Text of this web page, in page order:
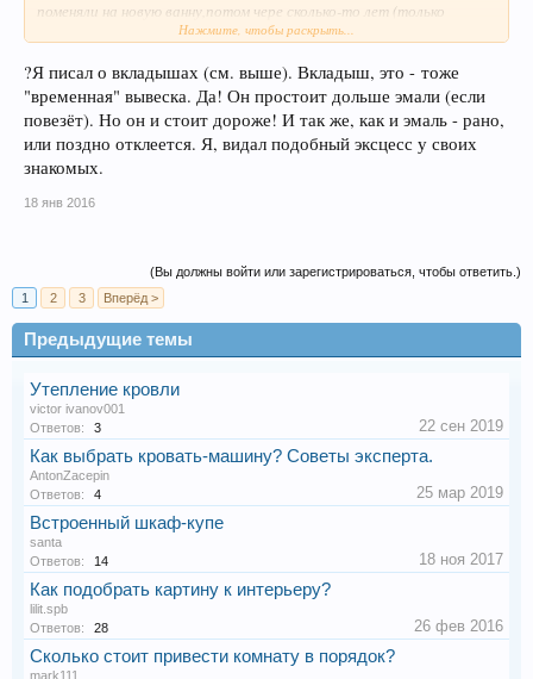
поменяли на новую ванну,потом чере сколько-то лет (только
началоась эта эпопея) я поставила вкладыш(забыла еще и красила
функционирует-но немного вид теряет,может бережнее
относиться и дольше будет служить.
Нажмите, чтобы раскрыть...
?Я писал о вкладышах (см. выше). Вкладыш, это - тоже
"временная" вывеска. Да! Он простоит дольше эмали (если
повезёт). Но он и стоит дороже! И так же, как и эмаль - рано,
или поздно отклеется. Я, видал подобный эксцесс у своих
знакомых.
18 янв 2016
(Вы должны войти или зарегистрироваться, чтобы ответить.)
1
2 3 Вперёд >
Предыдущие темы
Утепление кровли
victor ivanov001
Ответов:
3 22 сен 2019
Как выбрать кровать-машину? Советы эксперта.
AntonZacepin
Ответов:
4 25 мар 2019
Встроенный шкаф-купе
santa
Ответов:
14 18 ноя 2017
Как подобрать картину к интерьеру?
lilit.spb
Ответов:
28 26 фев 2016
Сколько стоит привести комнату в порядок?
mark111